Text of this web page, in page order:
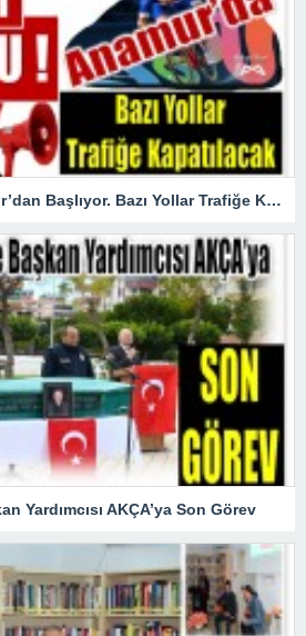
8. Bisiklet Turu Anamur’dan Başlıyor. Bazı Yollar Trafiğe Kapatılacak
Yardımcısı AKÇA’ya Son Görev